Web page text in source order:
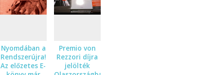
Nyomdában a
Rendszerújra!
Az előzetes E-
Premio von
Rezzori díjra
jelölték